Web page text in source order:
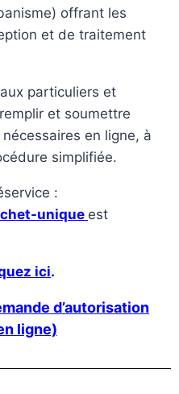
offrant les
et de traitement
particuliers et
et soumettre
en ligne, à
simplifiée.
:
unique est
ici.
d’autorisation
ligne)